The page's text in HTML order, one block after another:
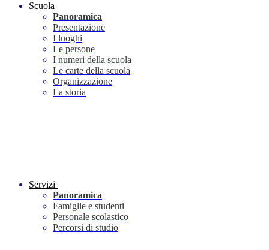
Scuola
Panoramica
Presentazione
I luoghi
Le persone
I numeri della scuola
Le carte della scuola
Organizzazione
La storia
Servizi
Panoramica
Famiglie e studenti
Personale scolastico
Percorsi di studio